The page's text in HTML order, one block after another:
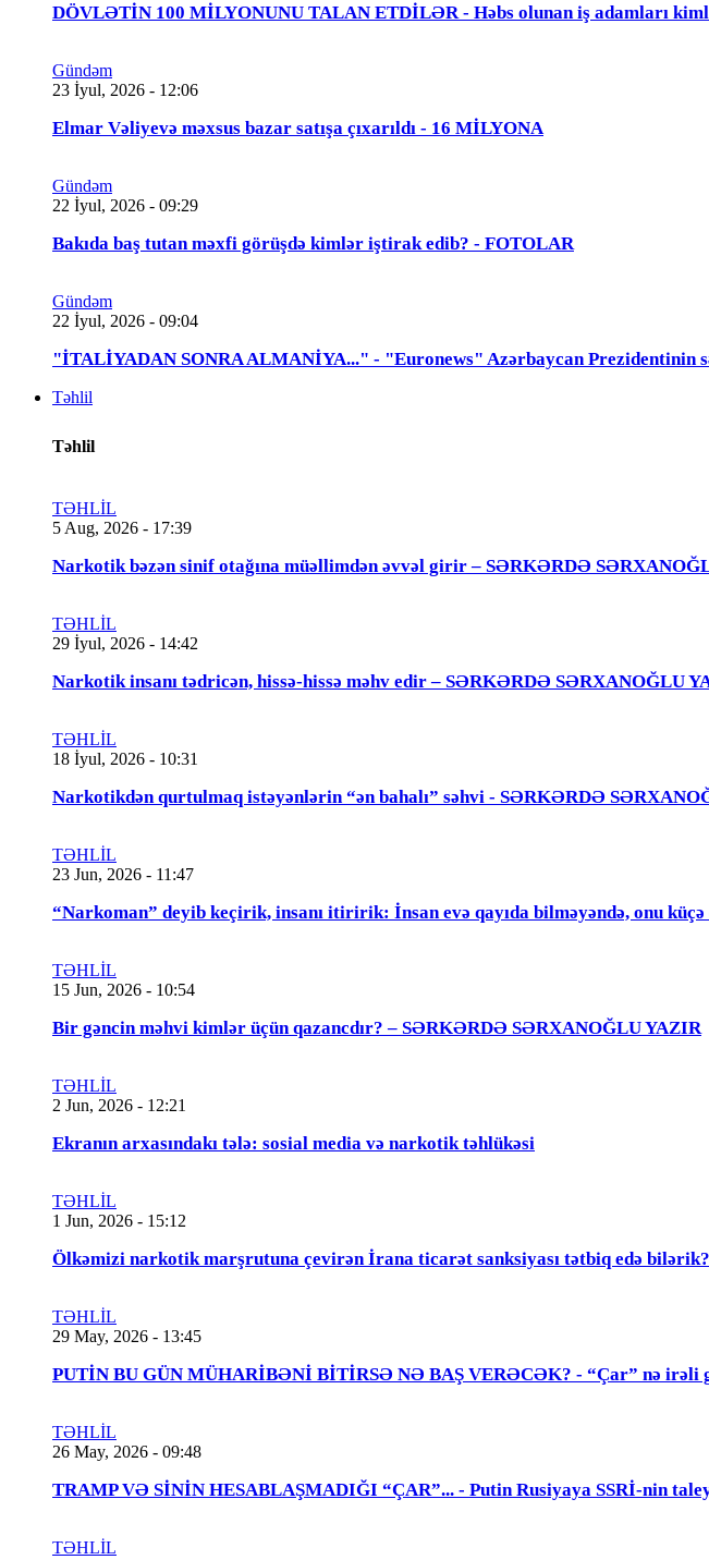
DÖVLƏTİN 100 MİLYONUNU TALAN ETDİLƏR - Həbs olunan iş adamları
Gündəm
23 İyul, 2026 - 12:06
Elmar Vəliyevə məxsus bazar satışa çıxarıldı - 16 MİLYONA
Gündəm
22 İyul, 2026 - 09:29
Bakıda baş tutan məxfi görüşdə kimlər iştirak edib? - FOTOLAR
Gündəm
22 İyul, 2026 - 09:04
"İTALİYADAN SONRA ALMANİYA..." - "Euronews" Azərbaycan Prezidentinin
Təhlil
Təhlil
TƏHLİL
5 Aug, 2026 - 17:39
Narkotik bəzən sinif otağına müəllimdən əvvəl girir – SƏRKƏRDƏ
TƏHLİL
29 İyul, 2026 - 14:42
Narkotik insanı tədricən, hissə-hissə məhv edir – SƏRKƏRDƏ SƏRXANOĞLU
TƏHLİL
18 İyul, 2026 - 10:31
Narkotikdən qurtulmaq istəyənlərin “ən bahalı” səhvi - SƏRKƏRDƏ
TƏHLİL
23 Jun, 2026 - 11:47
“Narkoman” deyib keçirik, insanı itiririk: İnsan evə qayıda bilməyəndə, onu küçə
TƏHLİL
15 Jun, 2026 - 10:54
Bir gəncin məhvi kimlər üçün qazancdır? – SƏRKƏRDƏ SƏRXANOĞLU YAZIR
TƏHLİL
2 Jun, 2026 - 12:21
Ekranın arxasındakı tələ: sosial media və narkotik təhlükəsi
TƏHLİL
1 Jun, 2026 - 15:12
Ölkəmizi narkotik marşrutuna çevirən İrana ticarət sanksiyası tətbiq edə
TƏHLİL
29 May, 2026 - 13:45
PUTİN BU GÜN MÜHARİBƏNİ BİTİRSƏ NƏ BAŞ VERƏCƏK? - “Çar” nə irəli
TƏHLİL
26 May, 2026 - 09:48
TRAMP VƏ SİNİN HESABLAŞMADIĞI “ÇAR”... - Putin Rusiyaya SSRİ-nin
TƏHLİL